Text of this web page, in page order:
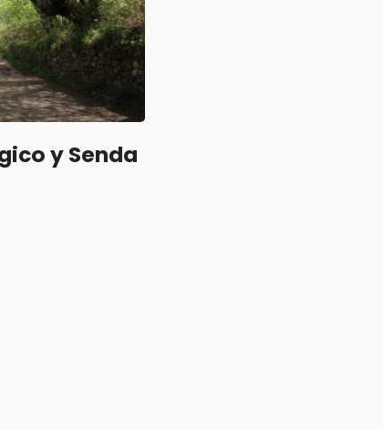
y Senda